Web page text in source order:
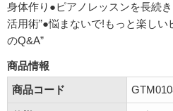
身体作り●ピアノレッスンを長続
活用術”●悩まないで!もっと楽しい
のQ&A”
商品情報
商品コード